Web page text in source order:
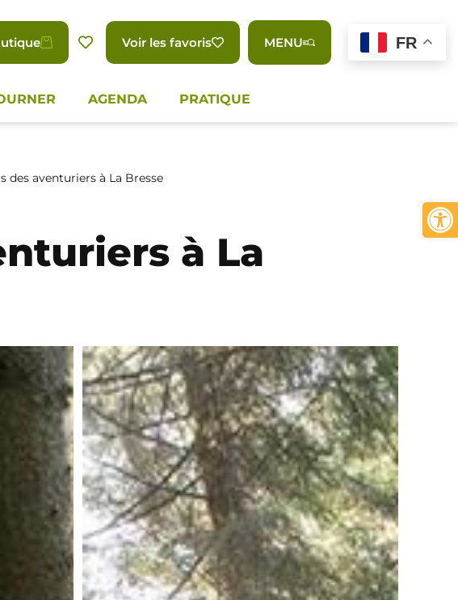
Voir les favoris MENU FR
AGENDA PRATIQUE
des aventuriers à La Bresse
à La